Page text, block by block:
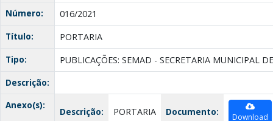
Número:
016/2021
Título:
PORTARIA
Tipo:
PUBLICAÇÕES: SEMAD - SECRETARIA MUNICIPAL
Descrição:
Anexo(s):
Descrição: PORTARIA Documento: Download